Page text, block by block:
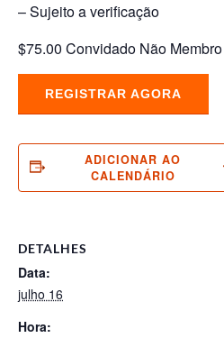
– Sujeito a verificação
$75.00 Convidado Não Membro
REGISTRAR AGORA
ADICIONAR AO
CALENDÁRIO
DETALHES
Data:
julho 16
Hora: